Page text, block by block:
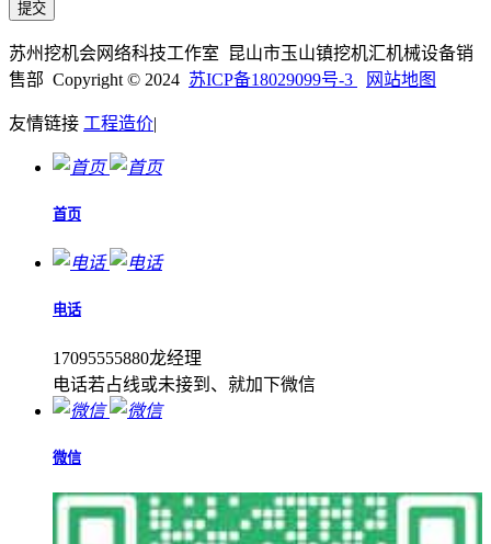
苏州挖机会网络科技工作室 昆山市玉山镇挖机汇机械设备销
售部 Copyright © 2024 苏ICP备18029099号-3 网站地图
友情链接 工程造价|
首页
电话
17095555880龙经理
电话若占线或未接到、就加下微信
微信